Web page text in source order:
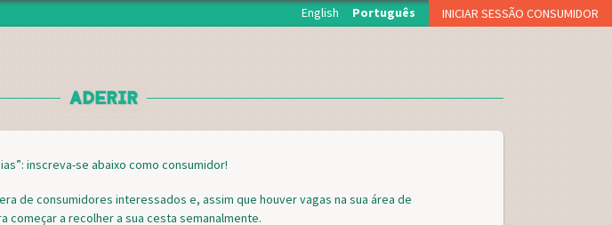
INICIAR SESSÃO CONSUMIDOR
English Português
ADERIR
inscreva-se abaixo como consumidor!
de consumidores interessados e, assim que houver vagas na sua área de
a recolher a sua cesta semanalmente.